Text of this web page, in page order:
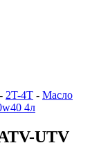
- 2T-4T - Масло
4л
UTV